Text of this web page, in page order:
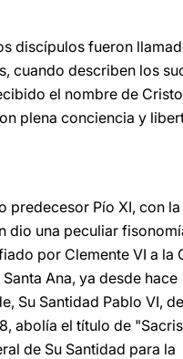
discípulos fueron
cuando describen los
el nombre de
plena conciencia y
predecesor Pío XI, con la
dio una peculiar
por Clemente VI a la
Ana, ya desde hace
Su Santidad Pablo VI, de
abolía el título de
de Su Santidad para la